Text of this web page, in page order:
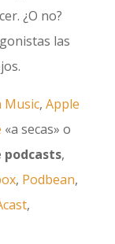
¿O no?
las
Music, Apple
«a secas» o
podcasts,
, Podbean,
,